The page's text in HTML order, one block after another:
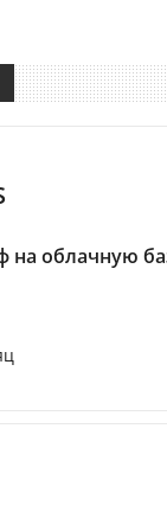
на облачную